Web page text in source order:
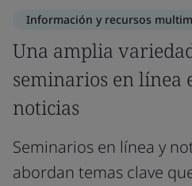
Información y recursos
Una amplia
seminarios en línea
noticias
Seminarios en línea y
abordan temas clave